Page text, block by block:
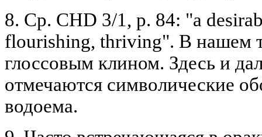
8. Ср. CHD 3/1, р. 84: "a
flourishing, thriving". В нашем
глоссовым клином. Здесь и
отмечаются символические
водоема.